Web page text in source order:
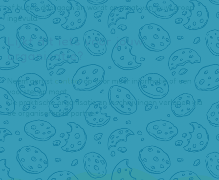
of buiten doorgaan en wordt op maat van jouw groep
ingevuld.
Lijkt dit iets voor jouw
organisatie?
Neem gerust contactop voor meer informatie of een
voorstel op maat.
De praktische organisatie en inschrijvingen verlopen via
de organiserende partner.